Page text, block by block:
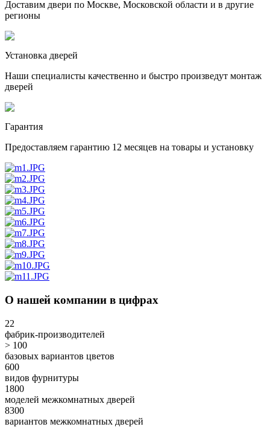
Доставим двери по Москве, Московской области и в другие
регионы
Установка дверей
Наши специалисты качественно и быстро произведут монтаж
дверей
Гарантия
Предоставляем гарантию 12 месяцев на товары и установку
О нашей компании в цифрах
22
фабрик-производителей
> 100
базовых вариантов цветов
600
видов фурнитуры
1800
моделей межкомнатных дверей
8300
вариантов межкомнатных дверей